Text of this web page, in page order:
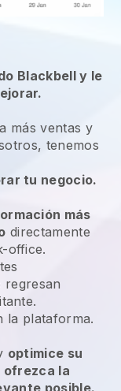
Blackbell y le
más ventas y
tenemos
tu negocio.
más
directamente
office.
regresan
la plataforma.
optimice su
ofrezca la
posible.